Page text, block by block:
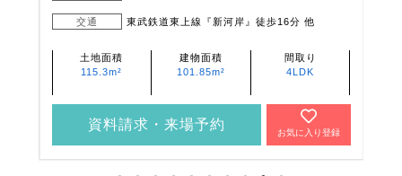
交通
武蔵野線『東所沢』徒歩11分
土地面積
117.72m²・
建物面積
92.74m²・
間取り
4LDK
資料請求・来場予約
お気に入り登録